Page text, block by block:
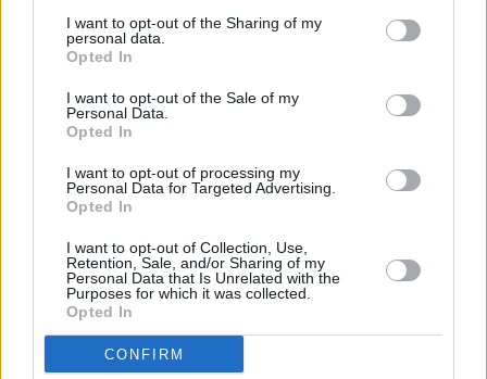
I want to opt-out of the Sharing of my
personal data.
Opted In
I want to opt-out of the Sale of my
Personal Data.
Opted In
I want to opt-out of processing my
Personal Data for Targeted Advertising.
Opted In
I want to opt-out of Collection, Use,
Retention, Sale, and/or Sharing of my
Personal Data that Is Unrelated with the
Purposes for which it was collected.
Opted In
CONFIRM